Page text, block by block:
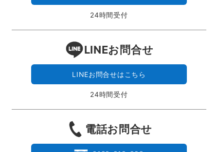
24時間受付
LINEお問合せ
LINEお問合せはこちら
24時間受付
電話お問合せ